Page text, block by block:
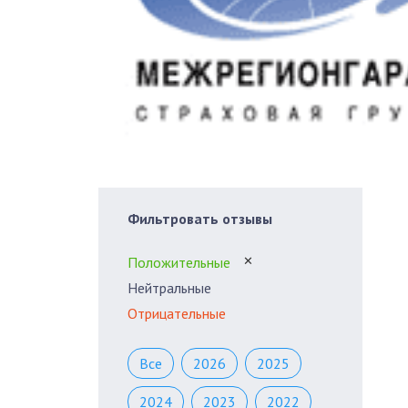
Фильтровать отзывы
Положительные ✕
Нейтральные
Отрицательные
Все 2026 2025
2024 2023 2022